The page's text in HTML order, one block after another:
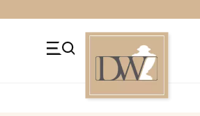
+49 (0)3641
Beratung Mo-Fr.
GRABSTEINE